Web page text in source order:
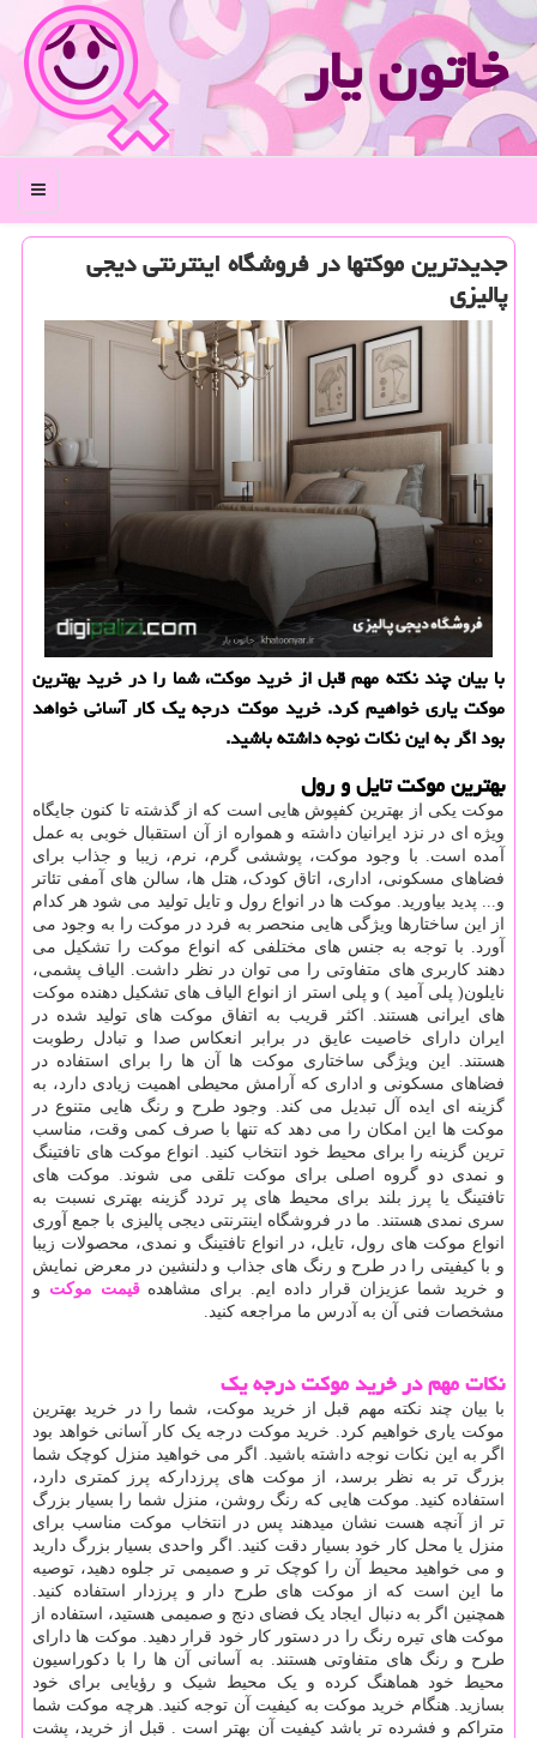
خاتون یار
منو
جدیدترین موكتها در فروشگاه اینترنتی دیجی
پالیزی
با بیان چند نكته مهم قبل از خرید موكت، شما را در خرید بهترین
موكت یاری خواهیم كرد. خرید موكت درجه یك كار آسانی خواهد
بود اگر به این نكات نوجه داشته باشید.
بهترین موکت تایل و رول
موکت یکی از بهترین کفپوش هایی است که از گذشته تا کنون جایگاه
ویژه ای در نزد ایرانیان داشته و همواره از آن استقبال خوبی به عمل
آمده است. با وجود موکت، پوششی گرم، نرم، زیبا و جذاب برای
فضاهای مسکونی، اداری، اتاق کودک، هتل ها، سالن های آمفی تئاتر
و... پدید بیاورید. موکت ها در انواع رول و تایل تولید می شود هر کدام
از این ساختارها ویژگی هایی منحصر به فرد در موکت را به وجود می
آورد. با توجه به جنس های مختلفی که انواع موکت را تشکیل می
دهند کاربری های متفاوتی را می توان در نظر داشت. الیاف پشمی،
نایلون( پلی آمید ) و پلی استر از انواع الیاف های تشکیل دهنده موکت
های ایرانی هستند. اکثر قریب به اتفاق موکت های تولید شده در
ایران دارای خاصیت عایق در برابر انعکاس صدا و تبادل رطوبت
هستند. این ویژگی ساختاری موکت ها آن ها را برای استفاده در
فضاهای مسکونی و اداری که آرامش محیطی اهمیت زیادی دارد، به
گزینه ای ایده آل تبدیل می کند. وجود طرح و رنگ هایی متنوع در
موکت ها این امکان را می دهد که تنها با صرف کمی وقت، مناسب
ترین گزینه را برای محیط خود انتخاب کنید. انواع موکت های تافتینگ
و نمدی دو گروه اصلی برای موکت تلقی می شوند. موکت های
تافتینگ یا پرز بلند برای محیط های پر تردد گزینه بهتری نسبت به
سری نمدی هستند. ما در فروشگاه اینترنتی دیجی پالیزی با جمع آوری
انواع موکت های رول، تایل، در انواع تافتینگ و نمدی، محصولات زیبا
و با کیفیتی را در طرح و رنگ های جذاب و دلنشین در معرض نمایش
و خرید شما عزیزان قرار داده ایم. برای مشاهدهقیمت موکت و
مشخصات فنی آن به آدرس ما مراجعه کنید.
نکات مهم در خرید موکت درجه یک
با بیان چند نکته مهم قبل از خرید موکت، شما را در خرید بهترین
موکت یاری خواهیم کرد. خرید موکت درجه یک کار آسانی خواهد بود
اگر به این نکات نوجه داشته باشید. اگر می خواهید منزل کوچک شما
بزرگ تر به نظر برسد، از موکت های پرزدارکه پرز کمتری دارد،
استفاده کنید. موکت هایی که رنگ روشن، منزل شما را بسیار بزرگ
تر از آنچه هست نشان می­دهند پس در انتخاب موکت مناسب برای
منزل یا محل کار خود بسیار دقت کنید. اگر واحدی بسیار بزرگ دارید
و می خواهید محیط آن را کوچک تر و صمیمی تر جلوه دهید، توصیه
ما این است که از موکت های طرح دار و پرزدار استفاده کنید.
همچنین اگر به دنبال ایجاد یک فضای دنج و صمیمی هستید، استفاده از
موکت های تیره رنگ را در دستور کار خود قرار دهید. موکت ها دارای
طرح و رنگ های متفاوتی هستند. به آسانی آن ها را با دکوراسیون
محیط خود هماهنگ کرده و یک محیط شیک و رؤیایی برای خود
بسازید. هنگام خرید موکت به کیفیت آن توجه کنید. هرچه موکت شما
متراکم و فشرده تر باشد کیفیت آن بهتر است . قبل از خرید، پشت